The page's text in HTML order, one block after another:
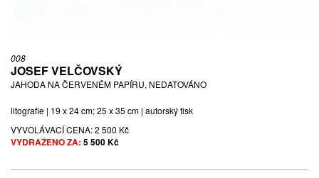
008
JOSEF VELČOVSKÝ
JAHODA NA ČERVENÉM PAPÍRU, NEDATOVÁNO
litografie | 19 x 24 cm; 25 x 35 cm | autorský tisk
VYVOLÁVACÍ CENA:2 500 Kč
VYDRAŽENO ZA: 5 500 Kč